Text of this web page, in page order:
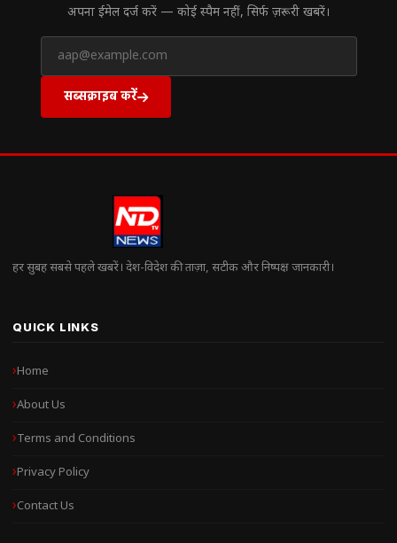
अपना ईमेल दर्ज करें — कोई स्पैम नहीं, सिर्फ ज़रूरी खबरें।
सब्सक्राइब करें
हर सुबह सबसे पहले खबरें। देश-विदेश की ताज़ा, सटीक और निष्पक्ष जानकारी।
QUICK LINKS
Home
About Us
Terms and Conditions
Privacy Policy
Contact Us